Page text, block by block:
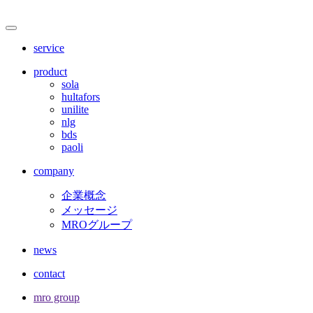
サ
メ
service
product
sola
hultafors
unilite
nlg
bds
paoli
company
企業概念
メッセージ
MROグループ
news
contact
mro group